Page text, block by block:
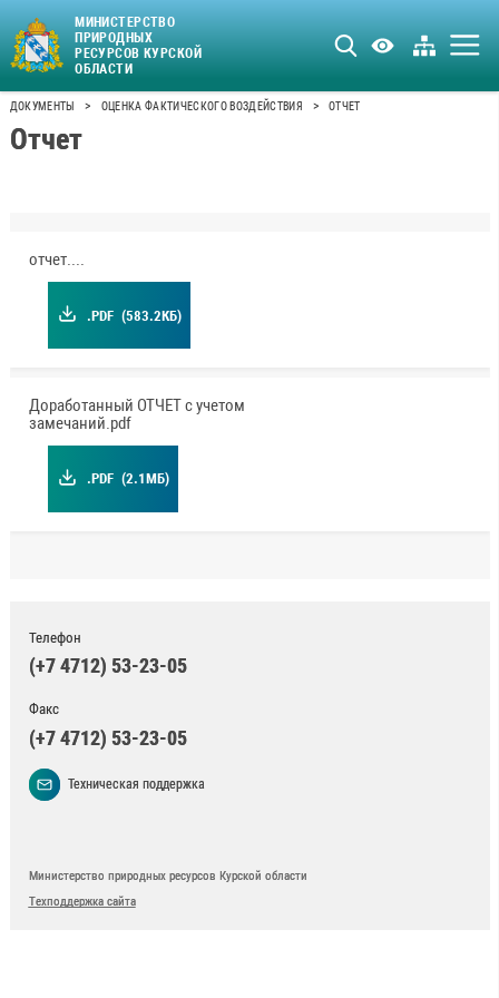
МИНИСТЕРСТВО
ПРИРОДНЫХ
РЕСУРСОВ КУРСКОЙ
ОБЛАСТИ
ДОКУМЕНТЫ > ОЦЕНКА ФАКТИЧЕСКОГО ВОЗДЕЙСТВИЯ > ОТЧЕТ
Отчет
отчет.pdf
.PDF (583.2КБ)
Доработанный ОТЧЕТ с учетом
замечаний.pdf
.PDF (2.1МБ)
Телефон
(+7 4712) 53-23-05
Факс
(+7 4712) 53-23-05
Техническая поддержка
Министерство природных ресурсов Курской области
Техподдержка сайта